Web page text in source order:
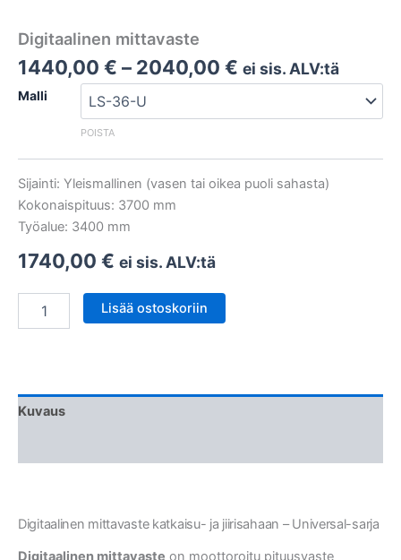
Digitaalinen mittavaste
1440,00 € – 2040,00 € Hintaluokka:
1440,00 €
ei sis. ALV:tä
Malli
POISTA
Sijainti: Yleismallinen (vasen tai oikea puoli sahasta)
Kokonaispituus: 3700 mm
Työalue: 3400 mm
1740,00 € ei sis. ALV:tä
Digitaalinen
mittavaste
Lisää ostoskoriin
Kuvaus
Digitaalinen mittavaste katkaisu- ja jiirisahaan – Universal-sarja